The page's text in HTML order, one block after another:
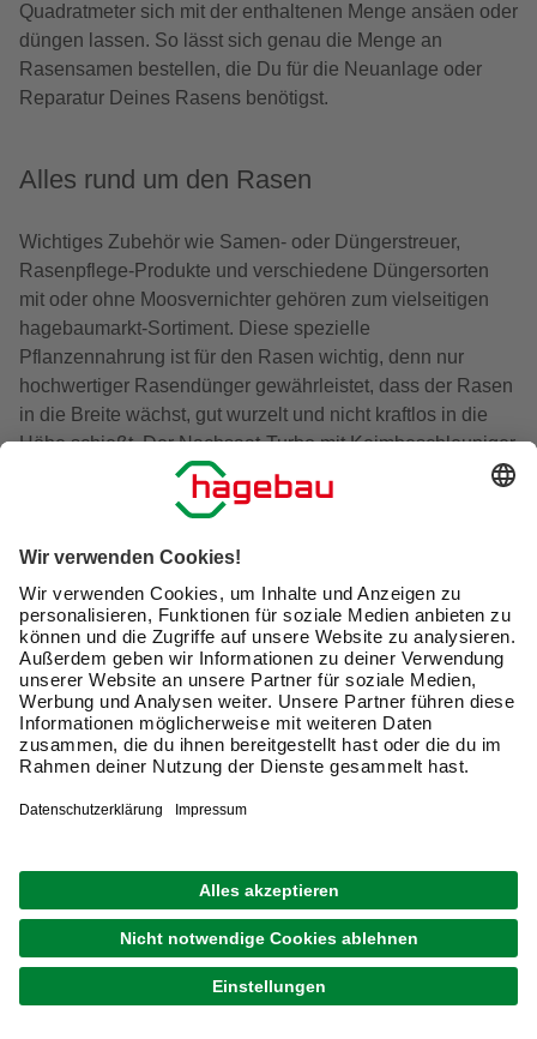
Quadratmeter sich mit der enthaltenen Menge ansäen oder
düngen lassen. So lässt sich genau die Menge an
Rasensamen bestellen, die Du für die Neuanlage oder
Reparatur Deines Rasens benötigst.
Alles rund um den Rasen
Wichtiges Zubehör wie Samen- oder Düngerstreuer,
Rasenpflege-Produkte und verschiedene Düngersorten
mit oder ohne Moosvernichter gehören zum vielseitigen
hagebaumarkt-Sortiment. Diese spezielle
Pflanzennahrung ist für den Rasen wichtig, denn nur
hochwertiger Rasendünger gewährleistet, dass der Rasen
in die Breite wächst, gut wurzelt und nicht kraftlos in die
Höhe schießt. Der Nachsaat-Turbo mit Keimbeschleuniger
schließt schnell die Lücken in bereits vorhandenen
Rasenflächen. Fugensand verhilft zu unkrautfreien Wegen
Vertrauenssache. Damit genau die geeigneten Gräser aus
dem Saatgut sprießen, ist zum einen Kenntnis oder die
qualifizierte Beratung durch die Profis von hagebau.de
notwendig, zum anderen aber auch eine hohe Qualität der
verwendeten Produkte. Ganz nach Deinen individuellen
Bedürfnissen sollte so eine Mischung zusammengestellt
sein.
Schatten und Nässe
Wiesenstücke mit wenig Sonneneinstrahlung, womöglich
noch mit der Tendenz zu Staunässe, verlangen nach
einem speziellen Schattenrasen. Vor der Anlage des
Rasens sollte die Fläche gut umgegraben, hinterlüftet und
der Boden mit Sand vermischt werden. So verringert sich